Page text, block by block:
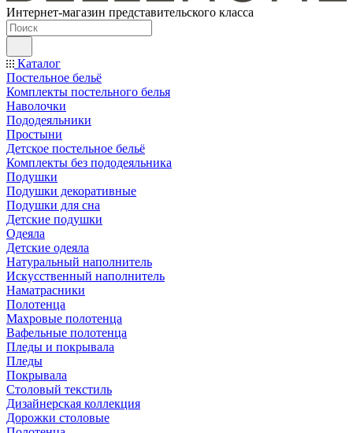
Интернет-магазин представительского класса
Каталог
Постельное бельё
Комплекты постельного белья
Наволочки
Пододеяльники
Простыни
Детское постельное бельё
Комплекты без пододеяльника
Подушки
Подушки декоративные
Подушки для сна
Детские подушки
Одеяла
Детские одеяла
Натуральный наполнитель
Искуcственный наполнитель
Наматрасники
Полотенца
Махровые полотенца
Вафельные полотенца
Пледы и покрывала
Пледы
Покрывала
Столовый текстиль
Дизайнерская коллекция
Дорожки столовые